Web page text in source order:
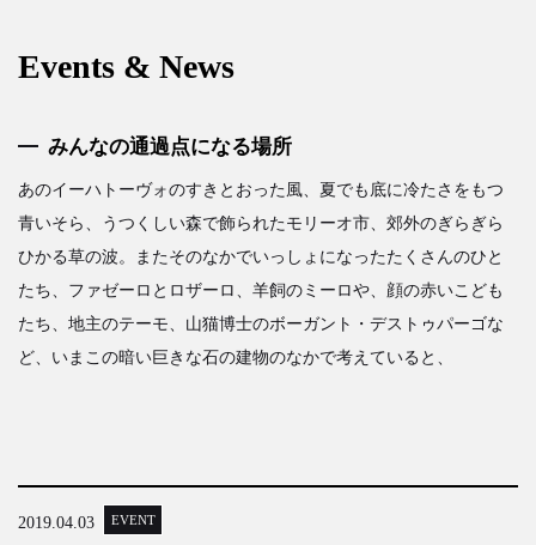
Events & News
みんなの通過点になる場所
あのイーハトーヴォのすきとおった風、夏でも底に冷たさをもつ
青いそら、うつくしい森で飾られたモリーオ市、郊外のぎらぎら
ひかる草の波。またそのなかでいっしょになったたくさんのひと
たち、ファゼーロとロザーロ、羊飼のミーロや、顔の赤いこども
たち、地主のテーモ、山猫博士のボーガント・デストゥパーゴな
ど、いまこの暗い巨きな石の建物のなかで考えていると、
2019.04.03 EVENT